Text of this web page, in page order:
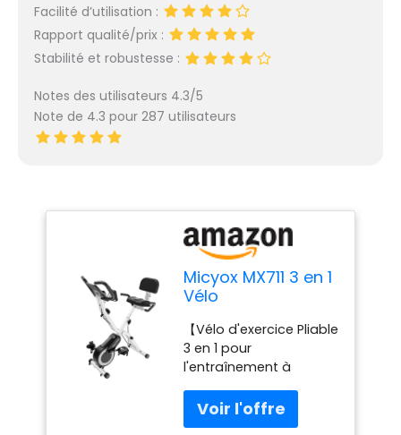
Facilité d’utilisation :
Rapport qualité/prix :
Stabilité et robustesse :
Notes des utilisateurs 4.3/5
Note de 4.3 pour 287 utilisateurs
Micyox MX711 3 en 1
Vélo
Pliable avec 16
Niveaux de
Résistance
Magnétique
réglable, Selle
Surdimensionnée,
【Vélo d'exercice Pliable
3 en 1 pour
l'entraînement à
D'appartement
dispose de 3 modes